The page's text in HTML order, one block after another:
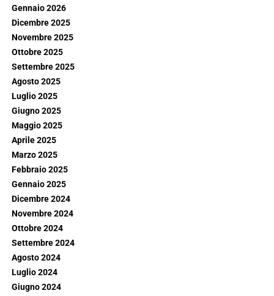
Gennaio 2026
Dicembre 2025
Novembre 2025
Ottobre 2025
Settembre 2025
Agosto 2025
Luglio 2025
Giugno 2025
Maggio 2025
Aprile 2025
Marzo 2025
Febbraio 2025
Gennaio 2025
Dicembre 2024
Novembre 2024
Ottobre 2024
Settembre 2024
Agosto 2024
Luglio 2024
Giugno 2024